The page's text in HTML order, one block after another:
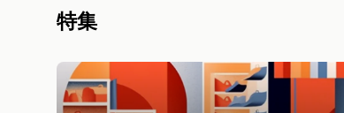
特集